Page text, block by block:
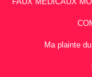
Ma plainte